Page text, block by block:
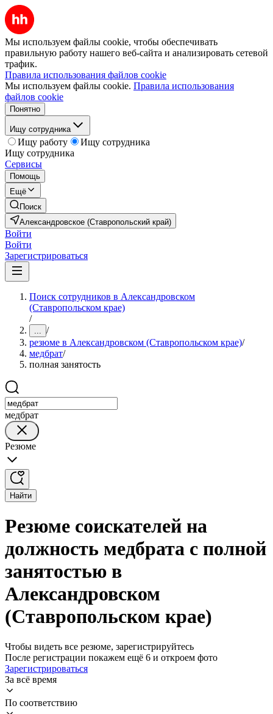
Мы используем файлы cookie, чтобы обеспечивать
правильную работу нашего веб-сайта и анализировать сетевой
трафик.
Правила использования файлов cookie
Мы используем файлы cookie. Правила использования
файлов cookie
Понятно
Ищу сотрудника
Ищу работу
Ищу сотрудника
Ищу сотрудника
Сервисы
Помощь
Ещё
Поиск
Александровское (Ставропольский край)
Войти
Войти
Зарегистрироваться
Поиск сотрудников в Александровском
(Ставропольском крае)
/
... /
резюме в Александровском (Ставропольском крае)/
медбрат/
полная занятость
медбрат
Резюме
Найти
Резюме соискателей на
должность медбрата с полной
занятостью в
Александровском
(Ставропольском крае)
Чтобы видеть все резюме, зарегистрируйтесь
После регистрации покажем ещё 6 и откроем фото
Зарегистрироваться
За всё время
По соответствию